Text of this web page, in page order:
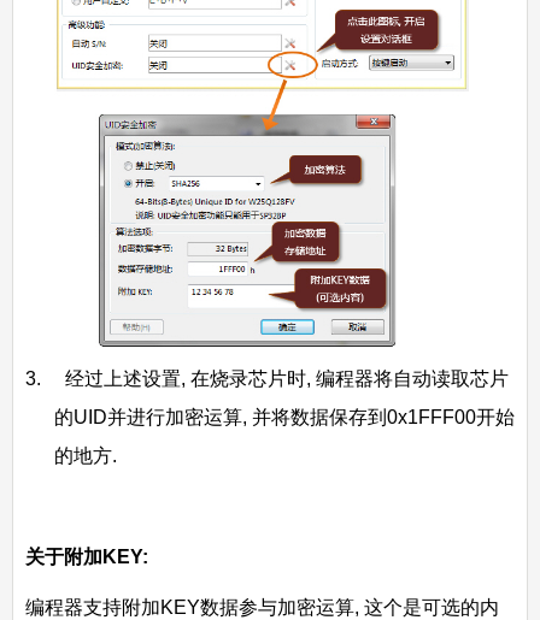
3. 经过上述设置, 在烧录芯片时, 编程器将自动读取芯片
的UID并进行加密运算, 并将数据保存到0x1FFF00开始
的地方.
关于附加KEY:
编程器支持附加KEY数据参与加密运算, 这个是可选的内